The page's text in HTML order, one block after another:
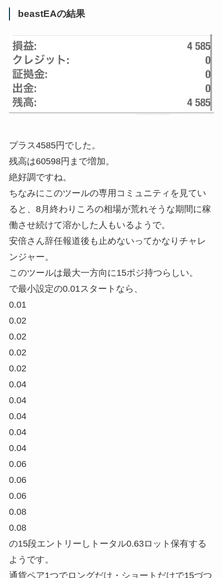
beastEAの結果
プラス4585円でした。
残高は60598円まで増加。
絶好調ですね。
ちなみにこのツールの専用コミュニティを見てい
ると、8月終わりころの相場が荒れそうな期間に稼
働させ続けて溶かした人もいるようで。
安倍さん辞任報道後も止めないってかなりチャレ
ンジャー。
このツールは最大一方向に15ポジ持つらしい。
で最小設定の0.01スタートなら、
0.01
0.02
0.02
0.02
0.02
0.04
0.04
0.04
0.04
0.04
0.06
0.06
0.06
0.08
0.08
の15段エントリーしトータル0.63ロット保有する
ようです。
通貨ペア1つでロングだけ・ショートだけで15づつ